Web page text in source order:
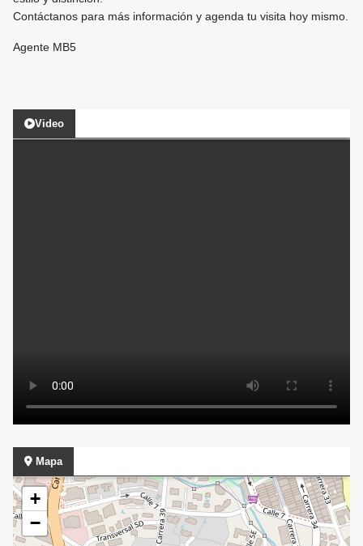
Contáctanos para más información y agenda tu visita hoy mismo.
Agente MB5
Video
Mapa
+
−